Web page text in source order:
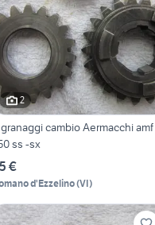
2
cambio Aermacchi amf
ss -sx
€
d'Ezzelino(VI)